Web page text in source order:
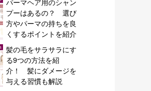
パーマヘア用のシャン
プーはあるの？ 選び
方やパーマの持ちを良
くするポイントを紹介
髪の毛をサラサラにす
る9つの方法を紹
介！ 髪にダメージを
与える習慣も解説